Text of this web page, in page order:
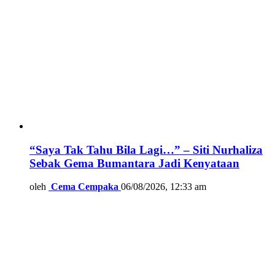
“Saya Tak Tahu Bila Lagi…” – Siti Nurhaliza
Sebak Gema Bumantara Jadi Kenyataan
oleh Cema Cempaka 06/08/2026, 12:33 am